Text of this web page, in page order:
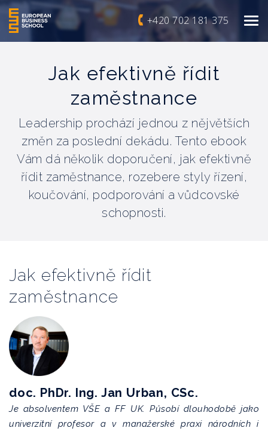
+420 702 181 375
Jak efektivně řídit
zaměstnance
Leadership prochází jednou z nějvětších
změn za poslední dekádu. Tento ebook
Vám dá několik doporučení, jak efektivně
řídit zaměstnance, rozebere styly řízení,
koučování, podporování a vůdcovské
schopnosti.
Jak efektivně řídit
zaměstnance
doc. PhDr. Ing. Jan Urban, CSc.
Je absolventem VŠE a FF UK. Působí dlouhodobě jako
univerzitní profesor a v manažerské praxi národních i